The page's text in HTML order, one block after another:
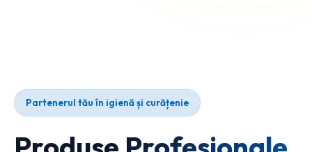
Partenerul tău în igienă și curățenie